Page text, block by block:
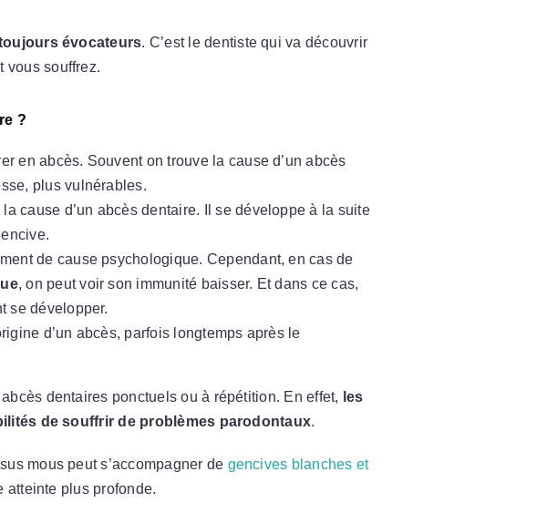
évocateurs. C’est le dentiste qui va découvrir
vous souffrez.
?
en abcès. Souvent on trouve la cause d’un abcès
plus vulnérables.
cause d’un abcès dentaire. Il se développe à la suite
de cause psychologique. Cependant, en cas de
, on peut voir son immunité baisser. Et dans ce cas,
se développer.
d’un abcès, parfois longtemps après le
dentaires ponctuels ou à répétition. En effet, les
de souffrir de problèmes parodontaux.
mous peut s’accompagner de gencives blanches et
atteinte plus profonde.